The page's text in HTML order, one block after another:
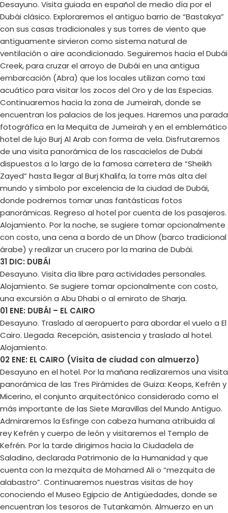
Desayuno. Visita guiada en español de medio día por el
Dubái clásico. Exploraremos el antiguo barrio de “Bastakya”
con sus casas tradicionales y sus torres de viento que
antiguamente sirvieron como sistema natural de
ventilación o aire acondicionado. Seguiremos hacia el Dubái
Creek, para cruzar el arroyo de Dubái en una antigua
embarcación (Abra) que los locales utilizan como taxi
acuático para visitar los zocos del Oro y de las Especias.
Continuaremos hacia la zona de Jumeirah, donde se
encuentran los palacios de los jeques. Haremos una parada
fotográfica en la Mequita de Jumeirah y en el emblemático
hotel de lujo Burj Al Arab con forma de vela. Disfrutaremos
de una visita panorámica de los rascacielos de Dubái
dispuestos a lo largo de la famosa carretera de “Sheikh
Zayed” hasta llegar al Burj Khalifa, la torre más alta del
mundo y símbolo por excelencia de la ciudad de Dubái,
donde podremos tomar unas fantásticas fotos
panorámicas. Regreso al hotel por cuenta de los pasajeros.
Alojamiento. Por la noche, se sugiere tomar opcionalmente
con costo, una cena a bordo de un Dhow (barco tradicional
árabe) y realizar un crucero por la marina de Dubái.
31 DIC: DUBÁI
Desayuno. Visita día libre para actividades personales.
Alojamiento. Se sugiere tomar opcionalmente con costo,
una excursión a Abu Dhabi o al emirato de Sharja.
01 ENE: DUBÁI – EL CAIRO
Desayuno. Traslado al aeropuerto para abordar el vuelo a El
Cairo. Llegada. Recepción, asistencia y traslado al hotel.
Alojamiento.
02 ENE: EL CAIRO (Visita de ciudad con almuerzo)
Desayuno en el hotel. Por la mañana realizaremos una visita
panorámica de las Tres Pirámides de Guiza: Keops, Kefrén y
Micerino, el conjunto arquitectónico considerado como el
más importante de las Siete Maravillas del Mundo Antiguo.
Admiraremos la Esfinge con cabeza humana atribuida al
rey Kefrén y cuerpo de león y visitaremos el Templo de
Kefrén. Por la tarde dirigimos hacia la Ciudadela de
Saladino, declarada Patrimonio de la Humanidad y que
cuenta con la mezquita de Mohamed Ali o “mezquita de
alabastro”. Continuaremos nuestras visitas de hoy
conociendo el Museo Egipcio de Antigüedades, donde se
encuentran los tesoros de Tutankamón. Almuerzo en un